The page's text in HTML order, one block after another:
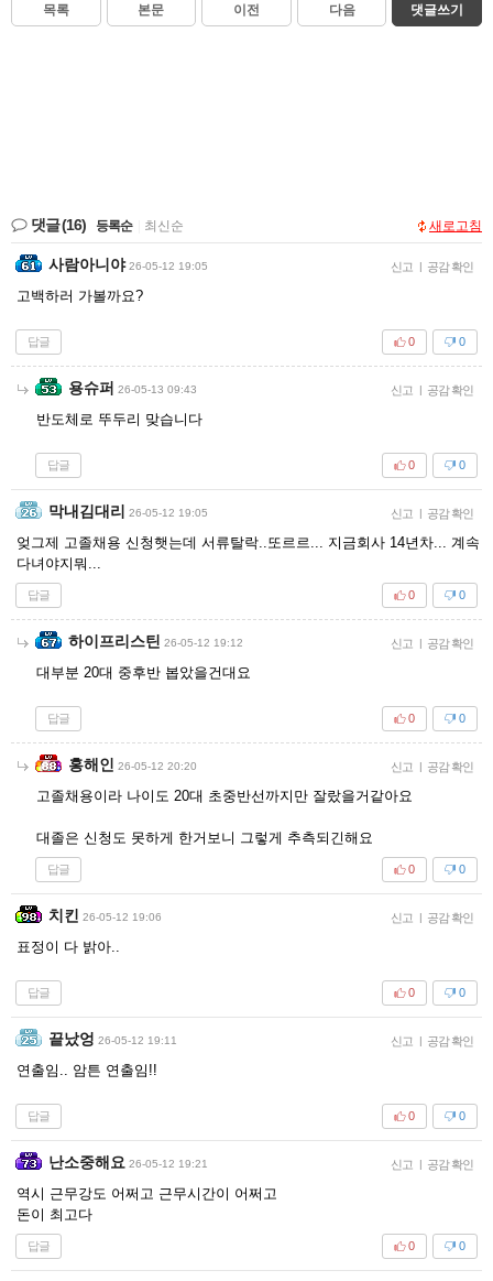
목록 본문 이전 다음 댓글쓰기
댓글(16) 등록순 최신순 새로고침
사람아니야 26-05-12 19:05 신고 | 공감 확인
고백하러 가볼까요?
답글 0
0
용슈퍼 26-05-13 09:43 신고 | 공감 확인
반도체로 뚜두리 맞습니다
답글 0
0
막내김대리 26-05-12 19:05 신고 | 공감 확인
엊그제 고졸채용 신청햇는데 서류탈락..또르르... 지금회사 14년차... 계속
다녀야지뭐...
답글 0
0
하이프리스틴 26-05-12 19:12 신고 | 공감 확인
대부분 20대 중후반 봅았을건대요
답글 0
0
홍해인 26-05-12 20:20 신고 | 공감 확인
고졸채용이라 나이도 20대 초중반선까지만 잘랐을거같아요
대졸은 신청도 못하게 한거보니 그렇게 추측되긴해요
답글 0
0
치킨 26-05-12 19:06 신고 | 공감 확인
표정이 다 밝아..
답글 0
0
끝났엉 26-05-12 19:11 신고 | 공감 확인
연출임.. 암튼 연출임!!
답글 0
0
난소중해요 26-05-12 19:21 신고 | 공감 확인
역시 근무강도 어쩌고 근무시간이 어쩌고
돈이 최고다
답글 0
0